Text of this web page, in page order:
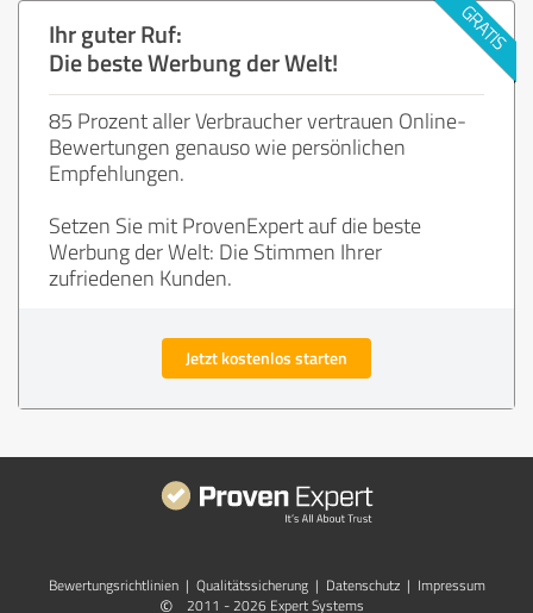
Ihr guter Ruf:
Die beste Werbung der Welt!
85 Prozent aller Verbraucher vertrauen Online-
Bewertungen genauso wie persönlichen
Empfehlungen.
Setzen Sie mit ProvenExpert auf die beste
Werbung der Welt: Die Stimmen Ihrer
zufriedenen Kunden.
Jetzt kostenlos starten
Bewertungs­richtlinien | Qualitätssicherung | Datenschutz | Impressum
© 2011 - 2026 Expert Systems